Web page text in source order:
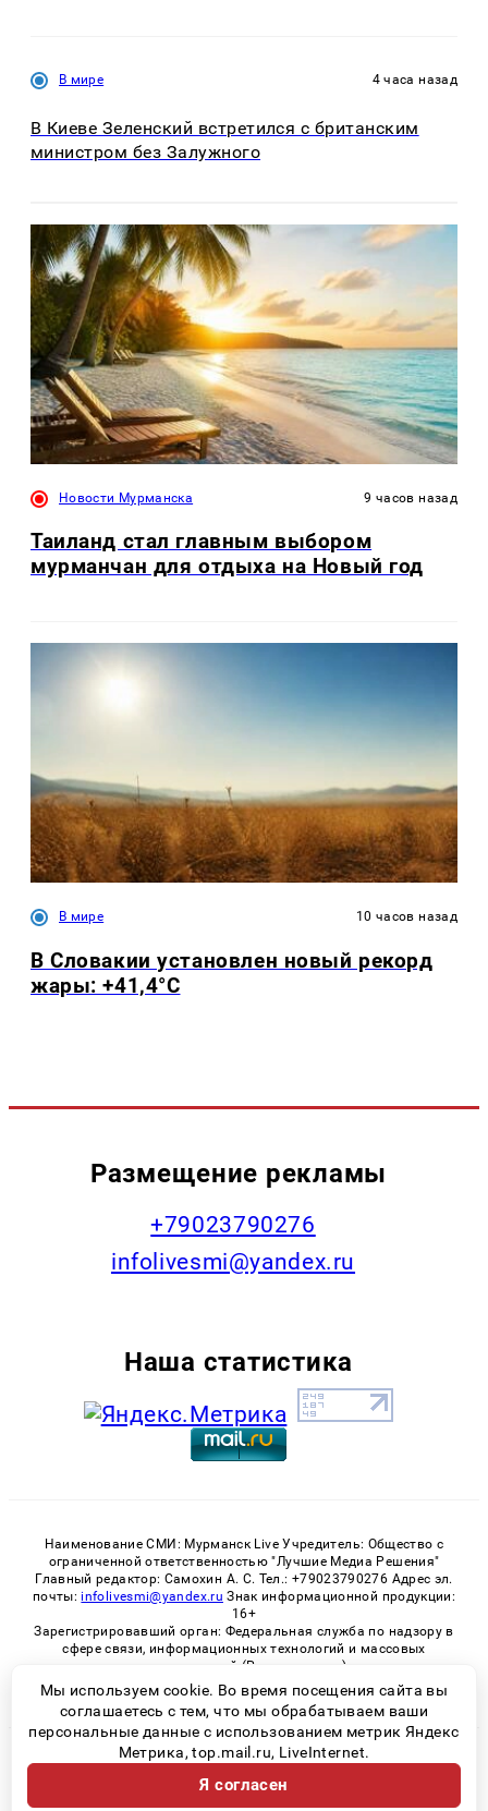
В мире 4 часа назад
В Киеве Зеленский встретился с британским
министром без Залужного
Новости Мурманска 9 часов назад
Таиланд стал главным выбором
мурманчан для отдыха на Новый год
В мире 10 часов назад
В Словакии установлен новый рекорд
жары: +41,4°С
Размещение рекламы
+79023790276
infolivesmi@yandex.ru
Наша статистика
Наименование СМИ: Мурманск Live Учредитель: Общество с
ограниченной ответственностью "Лучшие Медиа Решения"
Главный редактор: Самохин А. С. Тел.: +79023790276 Адрес эл.
почты: infolivesmi@yandex.ru Знак информационной продукции:
16+
Зарегистрировавший орган: Федеральная служба по надзору в
сфере связи, информационных технологий и массовых
коммуникаций (Роскомнадзор)
Регистрационный номер СМИ ЭЛ № ФС 77 - 82534 от 21.01.2022
© 2026 «Murmansk-live» | Все права защищены
Возрастная категория сайта 16+
Мы используем cookie. Во время посещения сайта вы
соглашаетесь с тем, что мы обрабатываем ваши
персональные данные с использованием метрик Яндекс
Метрика, top.mail.ru, LiveInternet.
Я согласен